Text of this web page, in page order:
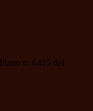
n. 6415 del